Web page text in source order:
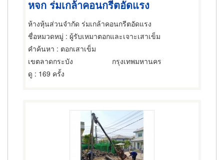
หจก ร่มเกล้าคอนกรีตอัดแรง
ห้างหุ้นส่วนจำกัด ร่มเกล้าคอนกรีตอัดแรง
ชื่อหมวดหมู่ : ผู้รับเหมาตอกและเจาะเสาเข็ม
คำค้นหา : ตอกเสาเข็ม
เขตลาดกระบัง
กรุงเทพมหานคร
ดู : 169 ครั้ง